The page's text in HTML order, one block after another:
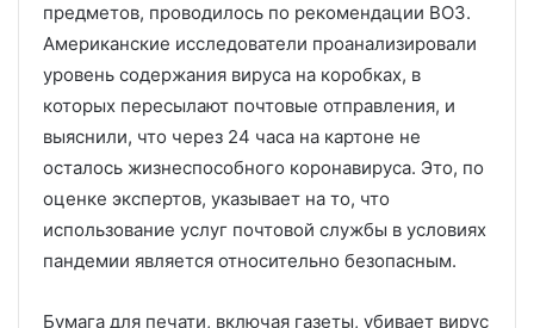
предметов, проводилось по рекомендации ВОЗ.
Американские исследователи проанализировали
уровень содержания вируса на коробках, в
которых пересылают почтовые отправления, и
выяснили, что через 24 часа на картоне не
осталось жизнеспособного коронавируса. Это, по
оценке экспертов, указывает на то, что
использование услуг почтовой службы в условиях
пандемии является относительно безопасным.
Бумага для печати, включая газеты, убивает вирус